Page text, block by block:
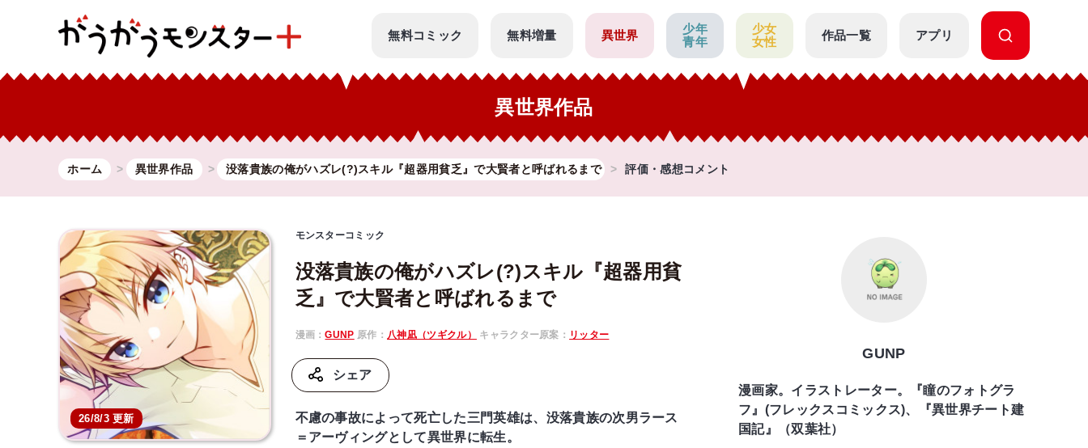
無料コミック 無料増量 異世界
少年
青年
少女
女性
作品一覧 アプリ
異世界作品
ホーム 異世界作品 没落貴族の俺がハズレ(?)スキル『超器用貧乏』で大賢者と呼ばれるまで 評価・感想コメント
26/8/3 更新
モンスターコミック
没落貴族の俺がハズレ(?)スキル『超器用貧
乏』で大賢者と呼ばれるまで
漫画：GUNP 原作： 八神凪（ツギクル） キャラクター原案： リッター
シェア
不慮の事故によって死亡した三門英雄は、没落貴族の次男ラース
＝アーヴィングとして異世界に転生。
GUNP
漫画家。イラストレーター。『瞳のフォトグラ
フ』(フレックスコミックス)、『異世界チート建
国記』（双葉社）